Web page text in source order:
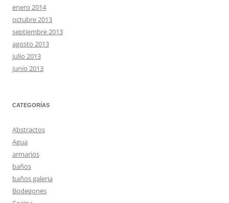
enero 2014
octubre 2013
septiembre 2013
agosto 2013
julio 2013
junio 2013
CATEGORÍAS
Abstractos
Agua
armarios
baños
baños galeria
Bodegones